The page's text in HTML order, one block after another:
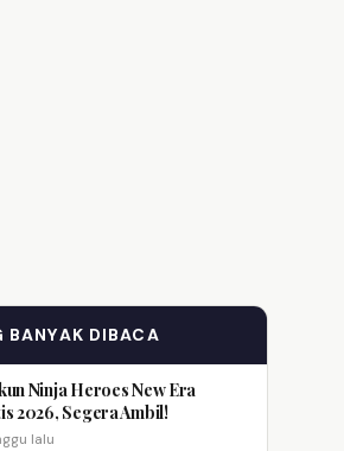
BANYAK DIBACA
Ninja Heroes New Era
2026, Segera Ambil!
lalu